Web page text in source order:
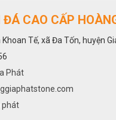
ĐÁ CAO CẤP
Tế, xã Đa Tốn, huyện
Phát
phát